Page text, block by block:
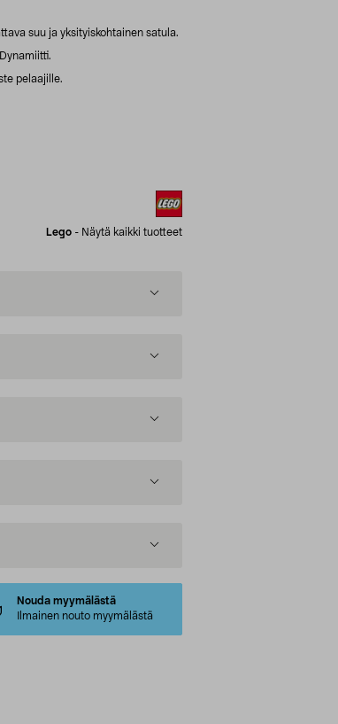
suu ja yksityiskohtainen satula.
pelaajille.
Lego - Näytä kaikki tuotteet
Nouda myymälästä
Ilmainen nouto myymälästä